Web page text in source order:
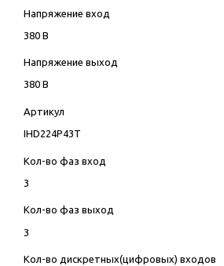
Напряжение вход
380 В
Напряжение выход
380 В
Артикул
IHD224P43T
Кол-во фаз вход
3
Кол-во фаз выход
3
Кол-во дискретных(цифровых) входов